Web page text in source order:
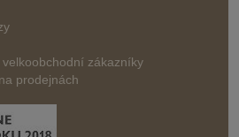
zákazníky
prodejnách